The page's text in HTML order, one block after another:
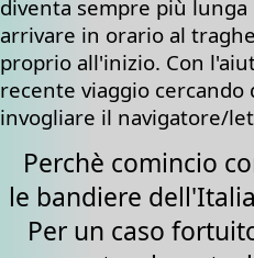
diventa sempre più
arrivare in orario al
proprio all'inizio. Con
recente viaggio
invogliare il navigatore/
Perchè comincio
le bandiere
Per un caso